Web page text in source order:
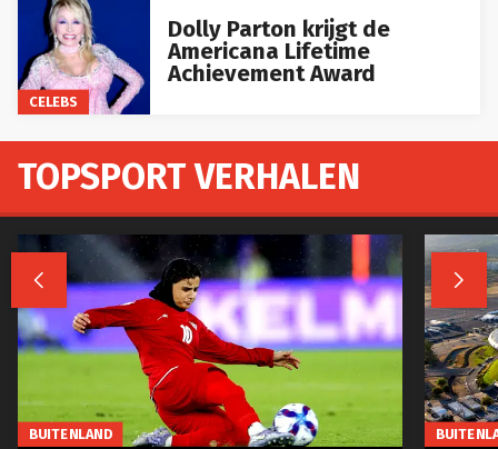
CELEBS
Dolly Parton krijgt de
Americana Lifetime
Achievement Award
TOPSPORT VERHALEN
 
BUITENLAND